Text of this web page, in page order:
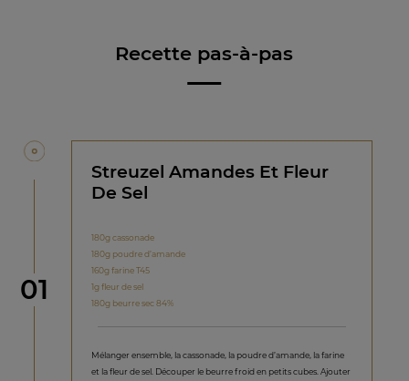
Recette pas-à-pas
étape
01
Streuzel Amandes Et Fleur
De Sel
180g cassonade
180g poudre d’amande
160g farine T45
1g fleur de sel
180g beurre sec 84%
Mélanger ensemble, la cassonade, la poudre d’amande, la farine
et la fleur de sel. Découper le beurre froid en petits cubes. Ajouter